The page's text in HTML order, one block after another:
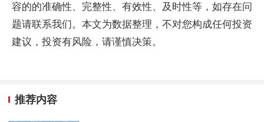
容的的准确性、完整性、有效性、及时性等，如存在问
题请联系我们。本文为数据整理，不对您构成任何投资
建议，投资有风险，请谨慎决策。
推荐内容